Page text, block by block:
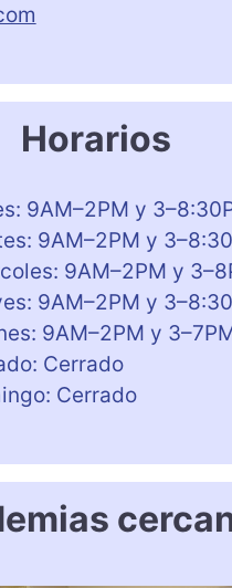
Horarios
9AM–2PM y
9AM–2PM y
9AM–2PM y
9AM–2PM y
9AM–2PM y
Cerrado
Cerrado